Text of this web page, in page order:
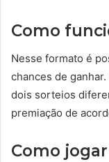
Como
Nesse formato é
chances de
dois sorteios
premiação de
Como